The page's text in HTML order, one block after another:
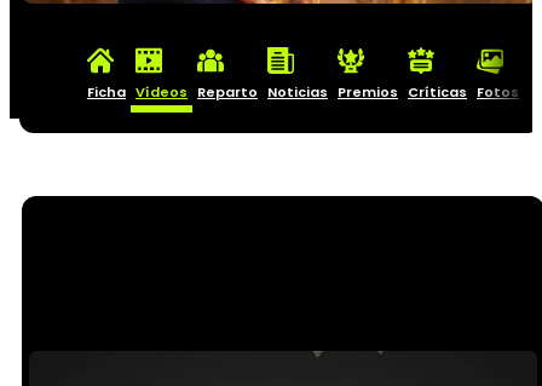
Ficha Vídeos Reparto Noticias Premios Críticas Fotos